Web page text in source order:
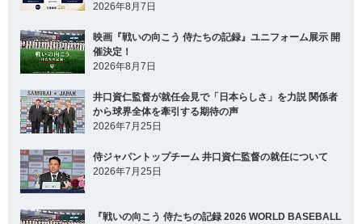
2026年8月7日
映画『戦いの向こう 侍たちの記録』ユニフォーム展示 開
催決定！
2026年8月7日
井口資仁監督が就任会見で「日本らしさ」を力説 関係者
から球界全体を牽引する期待の声
2026年7月25日
侍ジャパントップチーム 井口資仁監督の就任について
2026年7月25日
『戦いの向こう 侍たちの記録 2026 WORLD BASEBALL